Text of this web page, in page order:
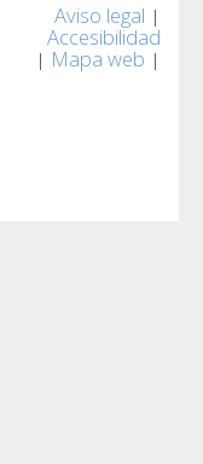
Aviso legal |
Accesibilidad
| Mapa web |